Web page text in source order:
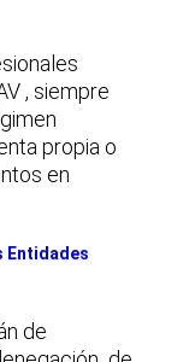
, siempre
propia o
en
Entidades
de